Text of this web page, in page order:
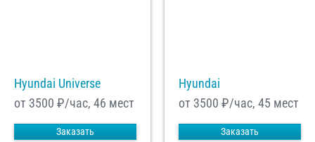
Hyundai Universe
от 3500 ₽/час, 46 мест
Заказать
Hyundai
от 3500 ₽/час, 45 мест
Заказать